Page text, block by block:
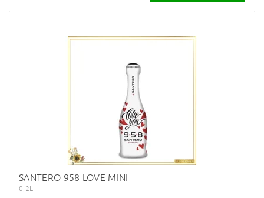
SANTERO 958 LOVE MINI
0,2L